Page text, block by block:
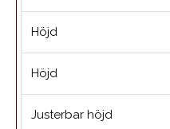
Höjd
Höjd
Justerbar höjd